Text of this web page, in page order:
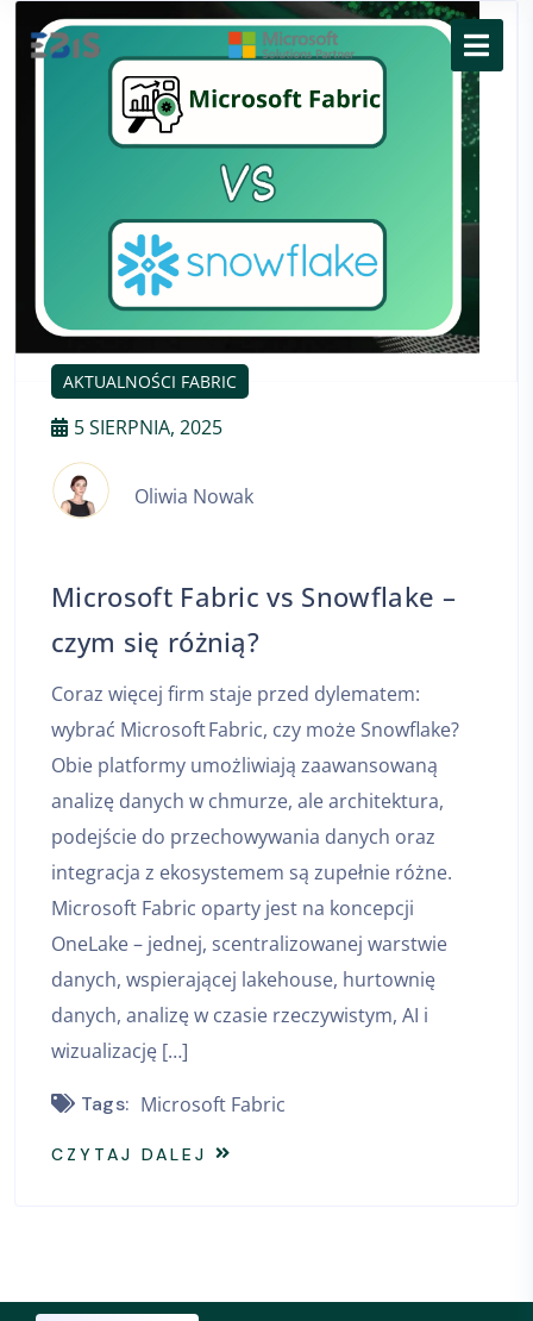
AKTUALNOŚCI FABRIC
5 SIERPNIA, 2025
Oliwia Nowak
Microsoft Fabric vs Snowflake –
czym się różnią?
Coraz więcej firm staje przed dylematem:
wybrać Microsoft Fabric, czy może Snowflake?
Obie platformy umożliwiają zaawansowaną
analizę danych w chmurze, ale architektura,
podejście do przechowywania danych oraz
integracja z ekosystemem są zupełnie różne.
Microsoft Fabric oparty jest na koncepcji
OneLake – jednej, scentralizowanej warstwie
danych, wspierającej lakehouse, hurtownię
danych, analizę w czasie rzeczywistym, AI i
wizualizację […]
Tags: Microsoft Fabric
CZYTAJ DALEJ